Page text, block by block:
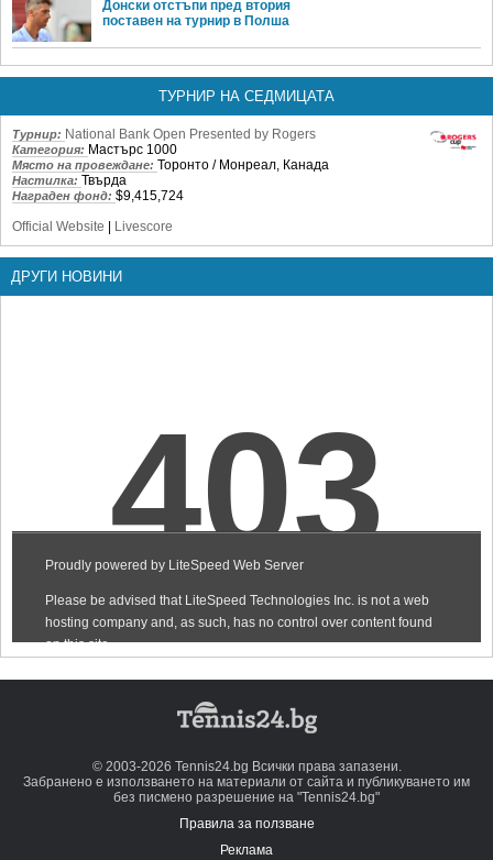
Донски отстъпи пред втория
поставен на турнир в Полша
ТУРНИР НА СЕДМИЦАТА
Турнир: National Bank Open Presented by Rogers
Категория: Мастърс 1000
Място на провеждане: Торонто / Монреал, Канада
Настилка: Твърда
Награден фонд: $9,415,724
Official Website
Livescore
ДРУГИ НОВИНИ
© 2003-2026 Tennis24.bg Всички права запазени.
Забранено е използването на материали от сайта и публикуването им
без писмено разрешение на "Tennis24.bg"
Правила за ползване
Реклама